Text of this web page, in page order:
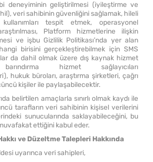
deneyiminin geliştirilmesi (iyileştirme ve
veri sahibinin güvenliğini sağlamak, hileli
tespit etmek, operasyonel
Platform hizmetlerine ilişkin
ve işbu Gizlilik Politikası’nda yer alan
birisini gerçekleştirebilmek için SMS
da dahil olmak üzere dış kaynak hizmet
barındırma hizmet sağlayıcıları
), hukuk büroları, araştırma şirketleri, çağrı
kişiler ile paylaşabilecektir.
belirtilen amaçlarla sınırlı olmak kaydı ile
tarafların veri sahibinin kişisel verilerini
sunucularında saklayabileceğini, bu
ettiğini kabul eder.
ve Düzeltme Talepleri Hakkında
uyarınca veri sahipleri,